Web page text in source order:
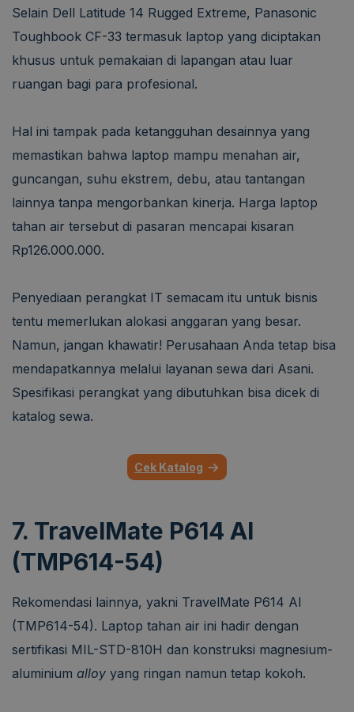
Selain Dell Latitude 14 Rugged Extreme, Panasonic
Toughbook CF-33 termasuk laptop yang diciptakan
khusus untuk pemakaian di lapangan atau luar
ruangan bagi para profesional.
Hal ini tampak pada ketangguhan desainnya yang
memastikan bahwa laptop mampu menahan air,
guncangan, suhu ekstrem, debu, atau tantangan
lainnya tanpa mengorbankan kinerja. Harga laptop
tahan air tersebut di pasaran mencapai kisaran
Rp126.000.000.
Penyediaan perangkat IT semacam itu untuk bisnis
tentu memerlukan alokasi anggaran yang besar.
Namun, jangan khawatir! Perusahaan Anda tetap bisa
mendapatkannya melalui layanan sewa dari Asani.
Spesifikasi perangkat yang dibutuhkan bisa dicek di
katalog sewa.
Cek Katalog
7. TravelMate P614 AI
(TMP614-54)
Rekomendasi lainnya, yakni TravelMate P614 AI
(TMP614-54). Laptop tahan air ini hadir dengan
sertifikasi MIL-STD-810H dan konstruksi magnesium-
aluminium alloy yang ringan namun tetap kokoh.